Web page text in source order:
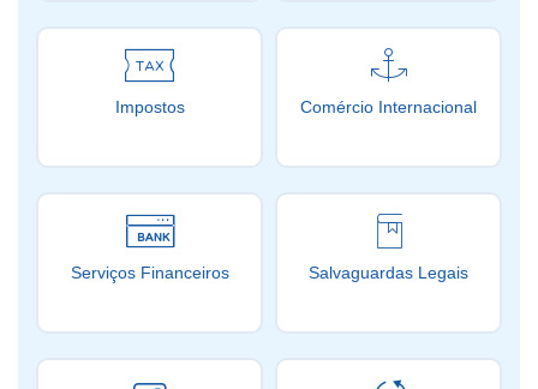
Impostos Comércio Internacional
Serviços Financeiros Salvaguardas Legais